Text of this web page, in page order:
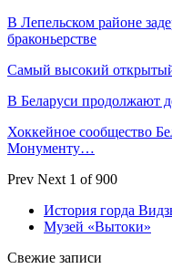
В Лепельском районе
браконьерстве
Самый высокий
В Беларуси продолжают
Хоккейное сообщество
Монументу…
Prev Next 1 of 900
История горда
Музей «Вытоки»
Свежие записи